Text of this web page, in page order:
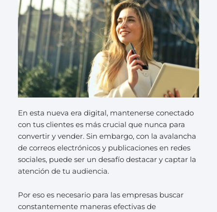
En esta nueva era digital, mantenerse conectado
con tus clientes es más crucial que nunca para
convertir y vender. Sin embargo, con la avalancha
de correos electrónicos y publicaciones en redes
sociales, puede ser un desafío destacar y captar la
atención de tu audiencia.
Por eso es necesario para las empresas buscar
constantemente maneras efectivas de